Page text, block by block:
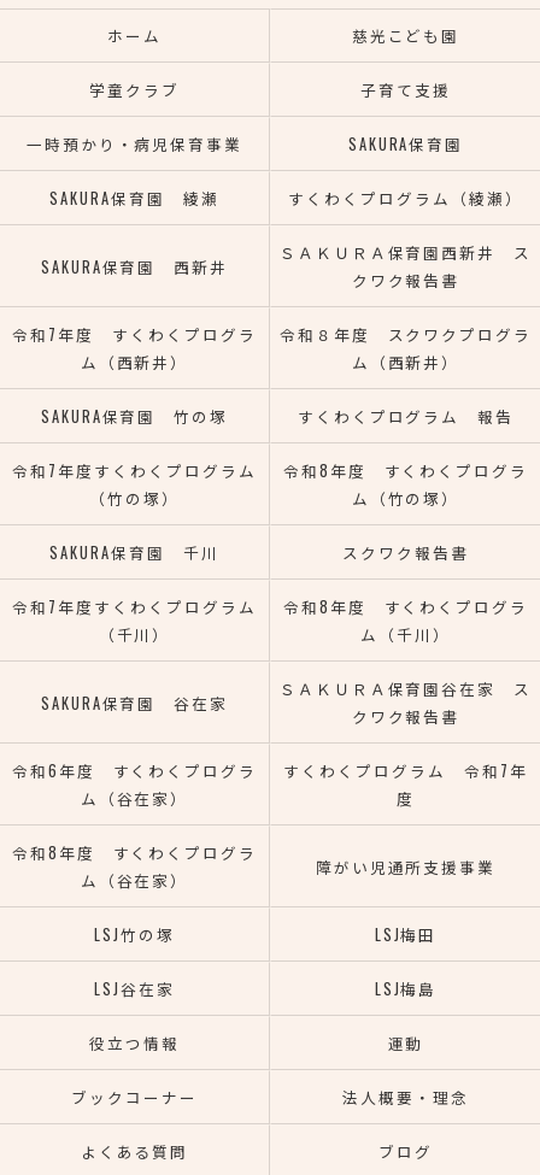
ホーム 慈光こども園
学童クラブ 子育て支援
一時預かり・病児保育事業 SAKURA保育園
SAKURA保育園 綾瀬 すくわくプログラム（綾瀬）
SAKURA保育園 西新井
ＳＡＫＵＲＡ保育園西新井 ス
クワク報告書
令和7年度 すくわくプログラ
ム（西新井）
令和８年度 スクワクプログラ
ム（西新井）
SAKURA保育園 竹の塚 すくわくプログラム 報告
令和7年度すくわくプログラム
（竹の塚）
令和8年度 すくわくプログラ
ム（竹の塚）
SAKURA保育園 千川 スクワク報告書
令和7年度すくわくプログラム
（千川）
令和8年度 すくわくプログラ
ム（千川）
SAKURA保育園 谷在家
ＳＡＫＵＲＡ保育園谷在家 ス
クワク報告書
令和6年度 すくわくプログラ
ム（谷在家）
すくわくプログラム 令和7年
度
令和8年度 すくわくプログラ
ム（谷在家）
障がい児通所支援事業
LSJ竹の塚 LSJ梅田
LSJ谷在家 LSJ梅島
役立つ情報 運動
ブックコーナー 法人概要・理念
よくある質問 ブログ